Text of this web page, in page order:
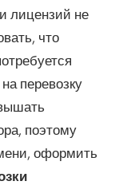
лицензий не
что
перевозку
поэтому
оформить